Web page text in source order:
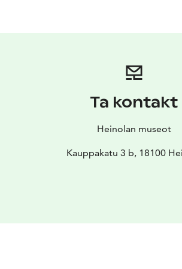
Ta kontakt
Heinolan museot
Kauppakatu 3 b, 18100